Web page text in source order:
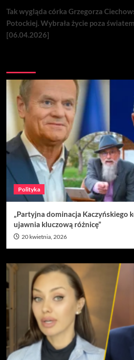
Tak wygląda córka Grzegorza
Potockiej. Wybrała życie poza
[06.04.2026]
Polityka
„Partyjna dominacja Kaczyńskiego
ujawnia kluczową różnicę”
20 kwietnia, 2026